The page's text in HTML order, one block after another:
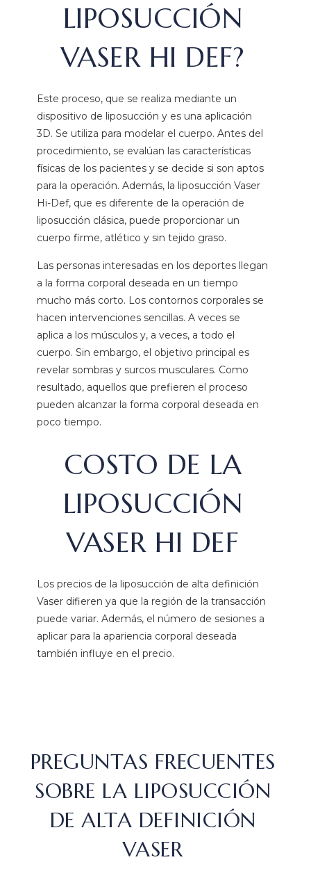
LIPOSUCCIÓN
VASER HI DEF?
Este proceso, que se realiza mediante un
dispositivo de liposucción y es una aplicación
3D. Se utiliza para modelar el cuerpo. Antes del
procedimiento, se evalúan las características
físicas de los pacientes y se decide si son aptos
para la operación. Además, la liposucción Vaser
Hi-Def, que es diferente de la operación de
liposucción clásica, puede proporcionar un
cuerpo firme, atlético y sin tejido graso.
Las personas interesadas en los deportes llegan
a la forma corporal deseada en un tiempo
mucho más corto. Los contornos corporales se
hacen intervenciones sencillas. A veces se
aplica a los músculos y, a veces, a todo el
cuerpo. Sin embargo, el objetivo principal es
revelar sombras y surcos musculares. Como
resultado, aquellos que prefieren el proceso
pueden alcanzar la forma corporal deseada en
poco tiempo.
COSTO DE LA
LIPOSUCCIÓN
VASER HI DEF
Los precios de la liposucción de alta definición
Vaser difieren ya que la región de la transacción
puede variar. Además, el número de sesiones a
aplicar para la apariencia corporal deseada
también influye en el precio.
PREGUNTAS FRECUENTES
SOBRE LA LIPOSUCCIÓN
DE ALTA DEFINICIÓN
VASER